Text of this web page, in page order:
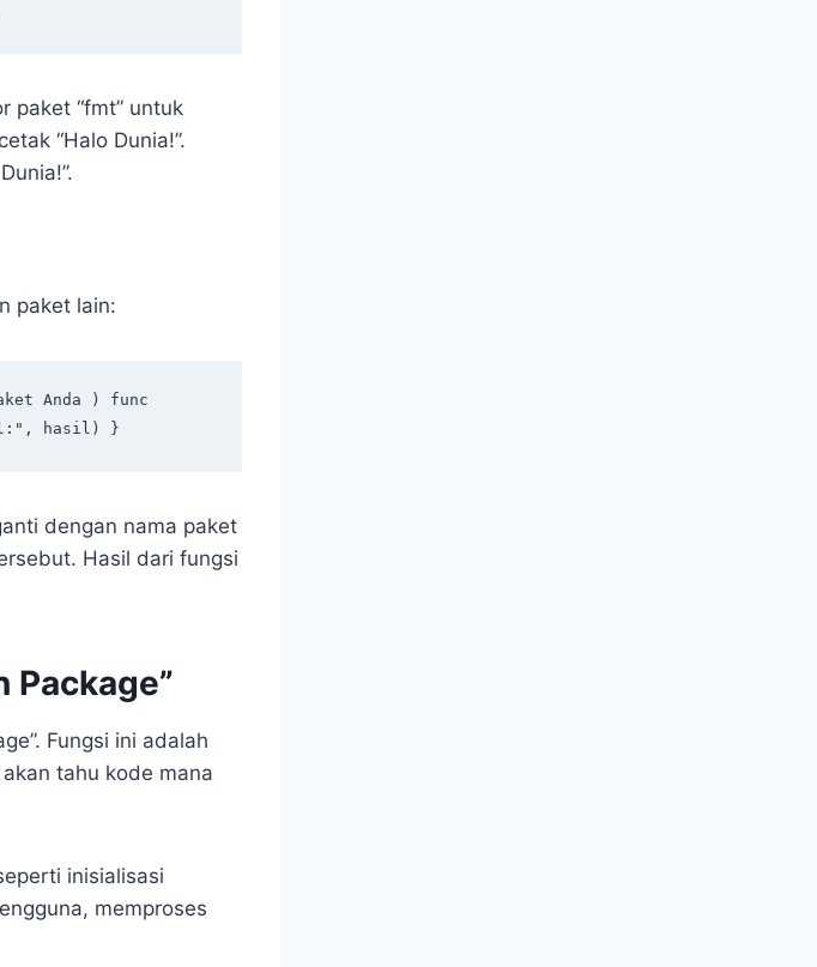
paket “fmt” untuk
“Halo Dunia!”.
paket lain:
hasil) }
dengan nama paket
Hasil dari fungsi
Package”
Fungsi ini adalah
tahu kode mana
inisialisasi
memproses